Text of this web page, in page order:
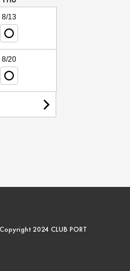
8/13
8/20
Copyright 2024 CLUB PORT